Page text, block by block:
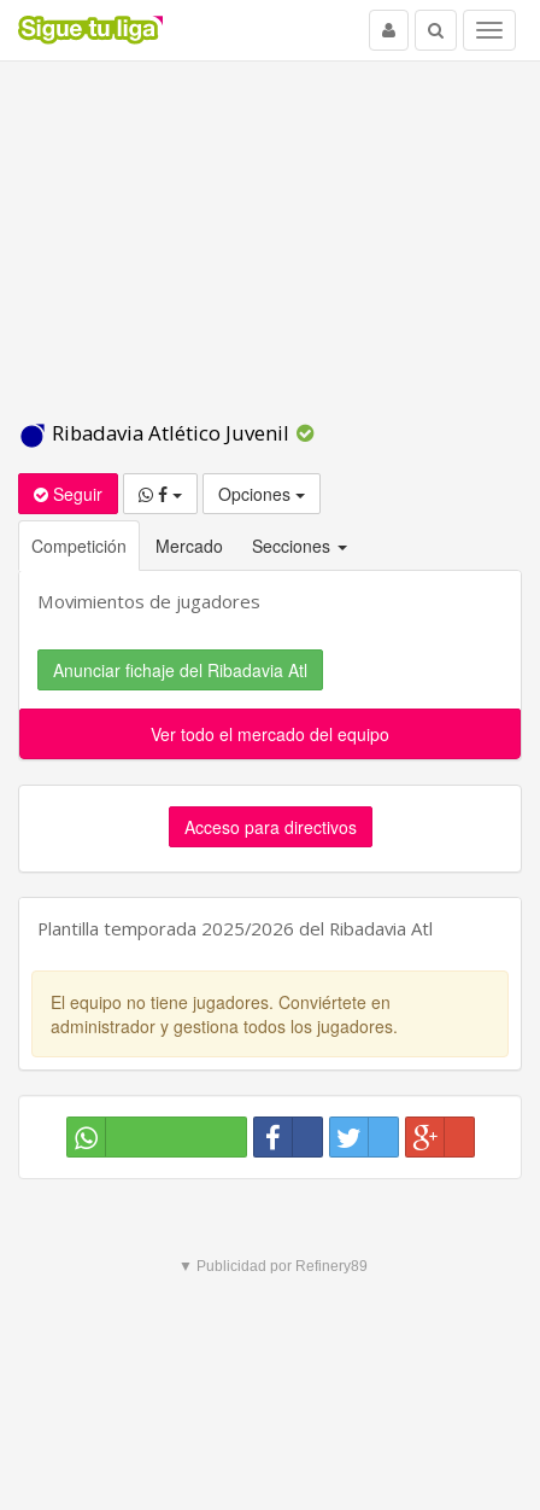
Menu
Buscar
Usuario
Ribadavia Atlético Juvenil
Seguir Opciones
Competición Mercado Secciones
Movimientos de jugadores
Anunciar fichaje del Ribadavia Atl
Ver todo el mercado del equipo
Acceso para directivos
Plantilla temporada 2025/2026 del Ribadavia Atl
El equipo no tiene jugadores. Conviértete en
administrador y gestiona todos los jugadores.
▼ Publicidad por Refinery89